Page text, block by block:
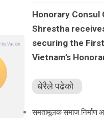
Honorary Consul
Shrestha
securing the
Vietnam’s
धेरैले पढेको
समतामूलक समाज